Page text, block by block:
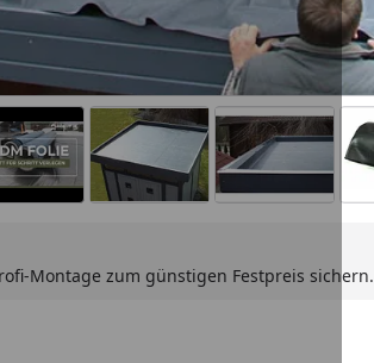
Montage zum günstigen Festpreis sichern.